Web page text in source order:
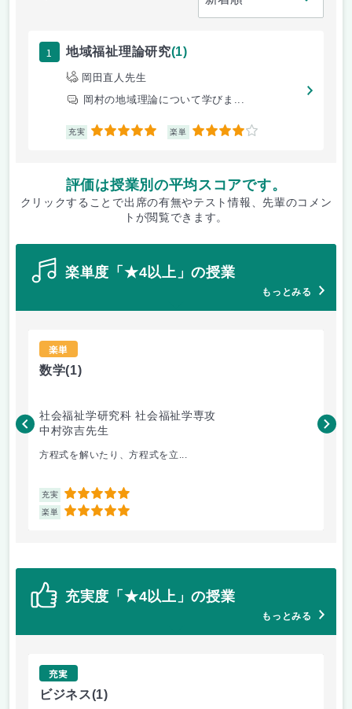
1 地域福祉理論研究(1)
岡田直人先生
岡村の地域理論について学びま...
充実 5 楽単 4
評価は授業別の平均スコアです。
クリックすることで出席の有無やテスト情報、先輩のコメン
トが閲覧できます。
楽単度「★4以上」の授業
もっとみる
楽単
数学(1)
社会福祉学研究科 社会福祉学専攻
中村弥吉先生
方程式を解いたり、方程式を立...
充実 5
楽単 5
近
充実度「★4以上」の授業
もっとみる
充実
ビジネス(1)